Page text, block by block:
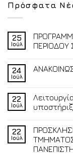
Πρόσφατα
25
Ιούλ
ΠΕΡΙΟΔΟΥ
24
Ιούλ
22
Ιούλ
22
Ιούλ
ΤΜΗΜΑΤΟΣ